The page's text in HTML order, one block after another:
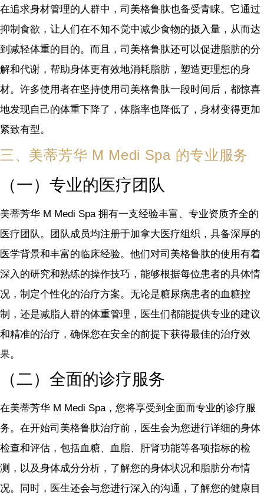
在追求身材管理的人群中，司美格鲁肽也备受青睐。它通过
抑制食欲，让人们在不知不觉中减少食物的摄入量，从而达
到减轻体重的目的。而且，司美格鲁肽还可以促进脂肪的分
解和代谢，帮助身体更有效地消耗脂肪，塑造更理想的身
材。许多使用者在坚持使用司美格鲁肽一段时间后，都惊喜
地发现自己的体重下降了，体脂率也降低了，身材变得更加
紧致有型。
三、美蒂芳华 M Medi Spa 的专业服务
（一）专业的医疗团队
美蒂芳华 M Medi Spa 拥有一支经验丰富、专业资质齐全的
医疗团队。团队成员均注册于加拿大医疗组织，具备深厚的
医学背景和丰富的临床经验。他们对司美格鲁肽的使用有着
深入的研究和熟练的操作技巧，能够根据每位患者的具体情
况，制定个性化的治疗方案。无论是糖尿病患者的血糖控
制，还是减脂人群的体重管理，医生们都能提供专业的建议
和精准的治疗，确保您在安全的前提下获得最佳的治疗效
果。
（二）全面的诊疗服务
在美蒂芳华 M Medi Spa，您将享受到全面而专业的诊疗服
务。在开始司美格鲁肽治疗前，医生会为您进行详细的身体
检查和评估，包括血糖、血脂、肝肾功能等各项指标的检
测，以及身体成分分析，了解您的身体状况和脂肪分布情
况。同时，医生还会与您进行深入的沟通，了解您的健康目